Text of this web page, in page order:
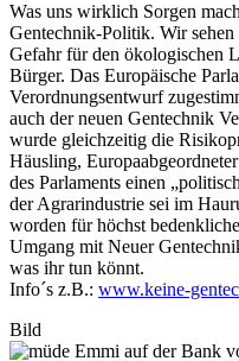
Was uns wirklich Sorgen
Gentechnik-Politik. Wir sehen
Gefahr für den ökologischen
Bürger. Das Europäische
Verordnungsentwurf
auch der neuen Gentechnik
wurde gleichzeitig die
Häusling,
des Parlaments einen
der Agrarindustrie sei im
worden für höchst
Umgang mit Neuer
was ihr tun könnt.
Info´s z.B.: www.keine-
Bild